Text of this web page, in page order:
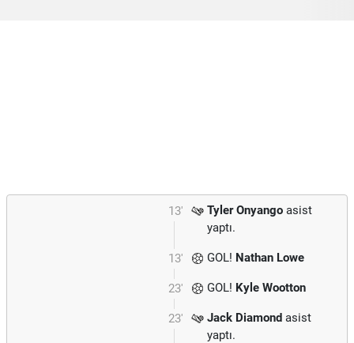
13' Tyler Onyango asist
yaptı.
13' GOL! Nathan Lowe
23' GOL! Kyle Wootton
23' Jack Diamond asist
yaptı.